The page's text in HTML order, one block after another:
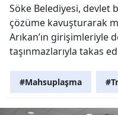
Söke Belediyesi, devlet
çözüme kavuşturarak
Arıkan’ın girişimleriyle
taşınmazlarıyla takas
#Mahsuplaşma